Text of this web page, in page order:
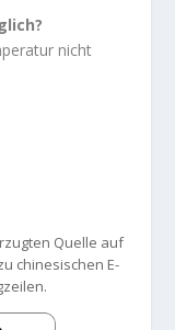
nicht
Quelle auf
chinesischen E-